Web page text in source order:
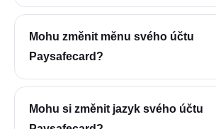
Mohu změnit měnu svého účtu
Paysafecard?
Mohu si změnit jazyk svého účtu